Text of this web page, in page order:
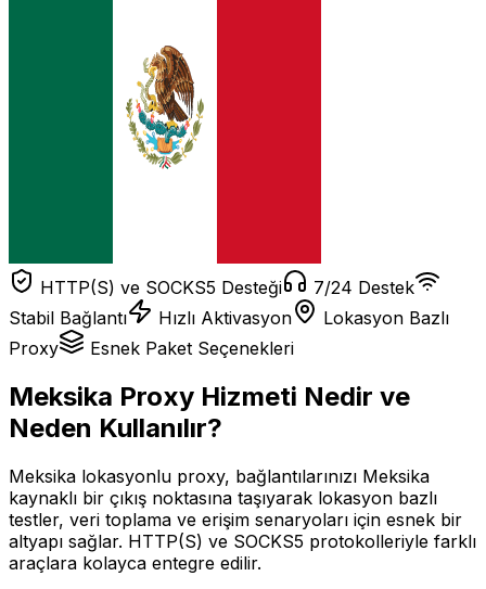
HTTP(S) ve SOCKS5 Desteği
7/24 Destek
Stabil Bağlantı
Hızlı Aktivasyon
Lokasyon Bazlı
Proxy
Esnek Paket Seçenekleri
Meksika Proxy Hizmeti Nedir ve
Neden Kullanılır?
Meksika lokasyonlu proxy, bağlantılarınızı Meksika
kaynaklı bir çıkış noktasına taşıyarak lokasyon bazlı
testler, veri toplama ve erişim senaryoları için esnek bir
altyapı sağlar. HTTP(S) ve SOCKS5 protokolleriyle farklı
araçlara kolayca entegre edilir.